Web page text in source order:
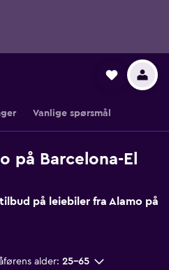
Vanlige spørsmål
på Barcelona-El
på leiebiler fra Alamo på
alder: 25–65